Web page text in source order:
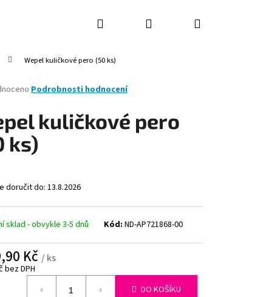
Hledat PřihlášeníNákupní
Wepel kuličkové pero (50 ks)
Podrobnosti hodnocení
kuličkové pero
ks)
doručit do:13.8.2026
sklad - obvykle 3-5 dnů Kód: ND-AP721868-00
Kč / ks
bez DPH
DO KOŠÍKU
Následující
- SILVESTR - 21 CM - 1